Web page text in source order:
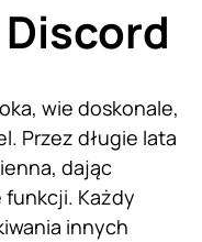
wie doskonale,
Przez długie lata
dając
Każdy
innych